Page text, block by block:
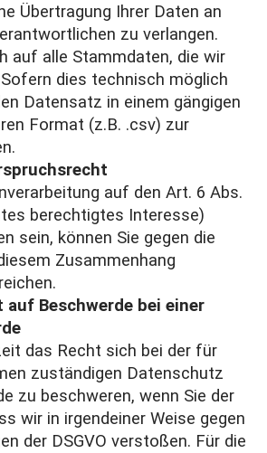
Übertragung Ihrer Daten an
zu verlangen.
auf alle Stammdaten, die wir
dies technisch möglich
Datensatz in einem gängigen
Format (z.B. .csv) zur
auf den Art. 6 Abs.
berechtigtes Interesse)
sein, können Sie gegen die
Zusammenhang
auf Beschwerde bei einer
das Recht sich bei der für
zuständigen Datenschutz
zu beschweren, wenn Sie der
wir in irgendeiner Weise gegen
der DSGVO verstoßen. Für die